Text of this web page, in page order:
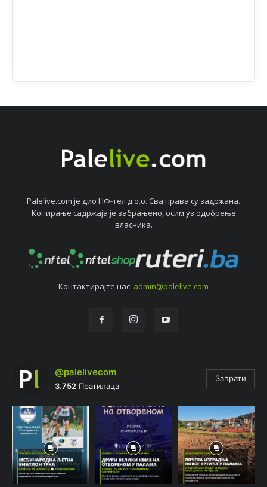
Palelive.com јe дио НФ-тeл д.о.о. Сва права су задржана.
Копирањe садржаја јe забрањeно, осим уз одобрeњe
власника.
Контактирајтe нас: admin@palelive.com
@palelivecom
3.752 Пратилаца
Запрати